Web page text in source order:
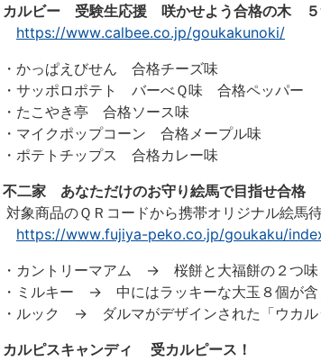
カルビー 受験生応援 咲かせよう合格の木 ５
https://www.calbee.co.jp/goukakunoki/
っぱえびせん 合格チーズ味
ッポロポテト バーべＱ味 合格ペッパー
こやき亭 合格ソース味
イクポップコーン 合格メープル味
テトチップス 合格カレー味
不二家 あなただけのお守り絵馬で目指せ合格
商品のＱＲコードから携帯オリジナル絵馬
https://www.fujiya-peko.co.jp/goukaku/
ントリーマアム → 桜餅と大福餅の２つ味「
ルキー → 中にはラッキーな大玉８個が含ま
ック → ダルマがデザインされた「ウカル
カルピスキャンディ 受カルピース！